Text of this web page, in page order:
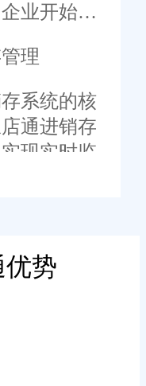
业开始引
大的功能
本文将探
进销存管
业的运营
理
系统的核
通进销存
现实时监
存不足或
，智能预
安全水平
势